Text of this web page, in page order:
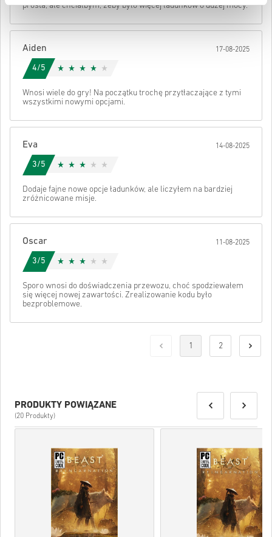
• Sfinalizuj zamówienie
Po wszystkim otrzymasz e-mail z bezpiecznym linkiem do swojego
kodu.
prosta, ale chciałbym, żeby było więcej ładunków o dużej mocy.
Aiden 17-08-2025
4/5
Wnosi wiele do gry! Na początku trochę przytłaczające z tymi
wszystkimi nowymi opcjami.
Eva 14-08-2025
3/5
Dodaje fajne nowe opcje ładunków, ale liczyłem na bardziej
zróżnicowane misje.
Oscar 11-08-2025
3/5
Sporo wnosi do doświadczenia przewozu, choć spodziewałem
się więcej nowej zawartości. Zrealizowanie kodu było
bezproblemowe.
1 2
PRODUKTY POWIĄZANE
(20 Produkty)